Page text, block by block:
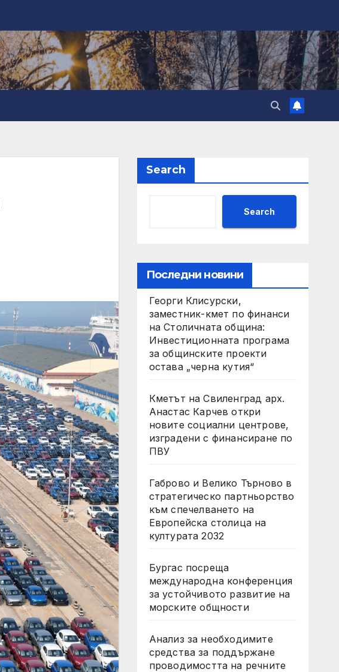
Search
Search
Последни новини
Георги Клисурски,
заместник-кмет по финанси
на Столичната община:
Инвестиционната програма
за общинските проекти
остава „черна кутия“
Кметът на Свиленград арх.
Анастас Карчев откри
новите социални центрове,
изградени с финансиране по
ПВУ
Габрово и Велико Търново в
стратегическо партньорство
към спечелването на
Европейска столица на
културата 2032
Бургас посреща
международна конференция
за устойчивото развитие на
морските общности
Анализ за необходимите
средства за поддържане
проводимостта на речните